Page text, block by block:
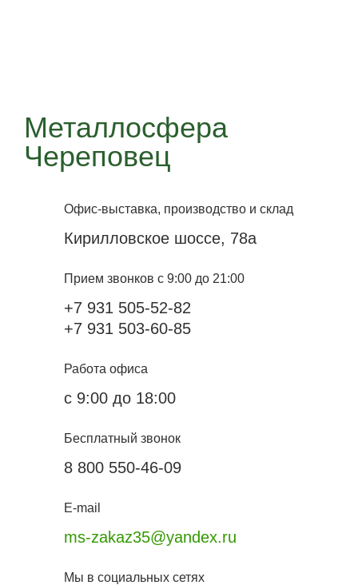
Металлосфера
Череповец
Офис-выставка, производство и склад
Кирилловское шоссе, 78а
Прием звонков с 9:00 до 21:00
+7 931 505-52-82
+7 931 503-60-85
Работа офиса
с 9:00 до 18:00
Бесплатный звонок
8 800 550-46-09
E-mail
ms-zakaz35@yandex.ru
Мы в социальных сетях